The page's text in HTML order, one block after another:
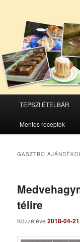
Tovább
az
elsődleges
Tovább
a
másodlagos
TEPSZI ÉTELBÁR
Mentes receptek
GASZTRO
télire
Közzétéve2018-04-21